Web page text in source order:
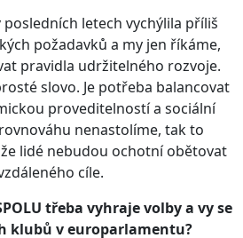
letech vychýlila příliš
požadavků a my jen říkáme,
pravidla udržitelného rozvoje.
slovo. Je potřeba balancovat
proveditelností a sociální
nenastolíme, tak to
lidé nebudou ochotní obětovat
cíle.
třeba vyhraje volby a vy se
klubů v europarlamentu?